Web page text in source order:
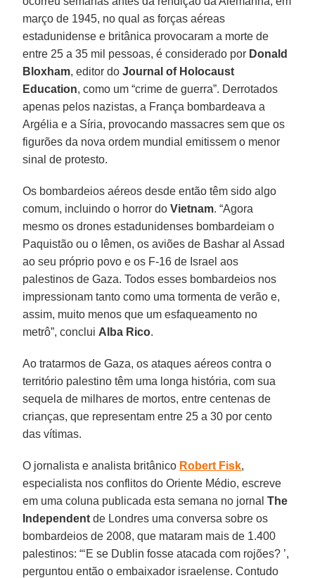
março de 1945, no qual as forças aéreas
estadunidense e britânica provocaram a morte de
entre 25 a 35 mil pessoas, é considerado por Donald
Bloxham, editor do Journal of Holocaust
Education, como um “crime de guerra”. Derrotados
apenas pelos nazistas, a França bombardeava a
Argélia e a Síria, provocando massacres sem que os
figurões da nova ordem mundial emitissem o menor
sinal de protesto.
Os bombardeios aéreos desde então têm sido algo
comum, incluindo o horror doVietnam. “Agora
mesmo os drones estadunidenses bombardeiam o
Paquistão ou o Iêmen, os aviões de Bashar al Assad
ao seu próprio povo e os F-16 de Israel aos
palestinos de Gaza. Todos esses bombardeios nos
impressionam tanto como uma tormenta de verão e,
assim, muito menos que um esfaqueamento no
metrô”, conclui Alba Rico.
Ao tratarmos de Gaza, os ataques aéreos contra o
território palestino têm uma longa história, com sua
sequela de milhares de mortos, entre centenas de
crianças, que representam entre 25 a 30 por cento
das vítimas.
O jornalista e analista britânico Robert Fisk,
especialista nos conflitos do Oriente Médio, escreve
em uma coluna publicada esta semana no jornalThe
Independentde Londres uma conversa sobre os
bombardeios de 2008, que mataram mais de 1.400
palestinos: “‘E se Dublin fosse atacada com rojões? ’,
perguntou então o embaixador israelense. Contudo